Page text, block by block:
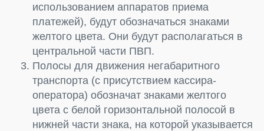
использованием аппаратов приема
платежей), будут обозначаться знаками
желтого цвета. Они будут располагаться в
центральной части ПВП.
Полосы для движения негабаритного
транспорта (с присутствием кассира-
оператора) обозначат знаками желтого
цвета с белой горизонтальной полосой в
нижней части знака, на которой указывается